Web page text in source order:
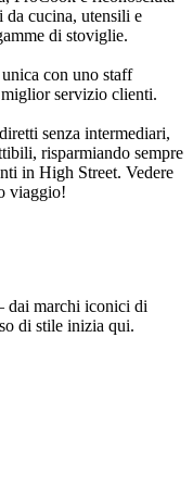
da cucina, utensili e
di stoviglie.
con uno staff
servizio clienti.
senza intermediari,
risparmiando sempre
in High Street. Vedere
viaggio!
dai marchi iconici di
di stile inizia qui.